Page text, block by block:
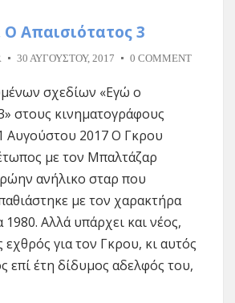
Ο Απαισιότατος 3
30 ΑΥΓΟΎΣΤΟΥ, 2017 0 COMMENT
σχεδίων «Εγώ ο
στους κινηματογράφους
Αυγούστου 2017 Ο Γκρου
με τον Μπαλτάζαρ
ανήλικο σταρ που
με τον χαρακτήρα
1980. Αλλά υπάρχει και νέος,
για τον Γκρου, κι αυτός
επί έτη δίδυμος αδελφός του,